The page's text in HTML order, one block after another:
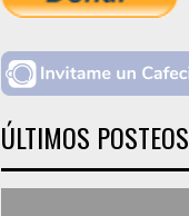
ÚLTIMOS POSTEOS